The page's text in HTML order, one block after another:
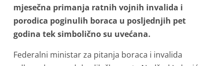
mjesečna primanja ratnih vojnih invalida i
porodica poginulih boraca u posljednjih pet
godina tek simbolično su uvećana.
Federalni ministar za pitanja boraca i invalida